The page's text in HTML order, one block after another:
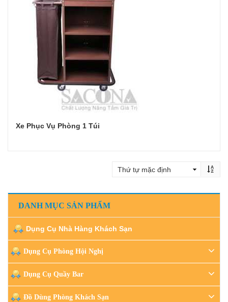
Xe Phục Vụ Phòng 1 Túi
DANH MỤC SẢN PHẨM
Dụng Cụ Nhà Hàng Khách Sạn
Dụng Cụ Phòng Hội Nghị
Dụng Cụ Quầy Bar
Đồ Dùng Phòng Khách Sạn